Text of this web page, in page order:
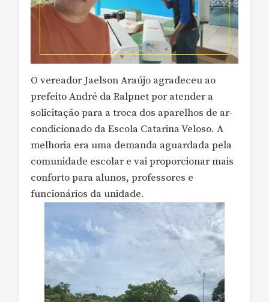
O vereador Jaelson Araújo agradeceu ao
prefeito André da Ralpnet por atender a
solicitação para a troca dos aparelhos de ar-
condicionado da Escola Catarina Veloso. A
melhoria era uma demanda aguardada pela
comunidade escolar e vai proporcionar mais
conforto para alunos, professores e
funcionários da unidade.